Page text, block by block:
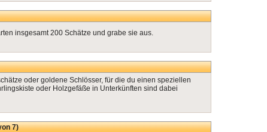
insgesamt 200 Schätze und grabe sie aus.
oder goldene Schlösser, für die du einen speziellen
oder Holzgefäße in Unterkünften sind dabei
7)